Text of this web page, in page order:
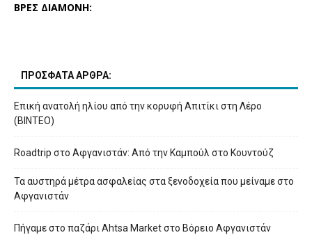
ΒΡΕΣ ΔΙΑΜΟΝΗ:
ΠΡΟΣΦΑΤΑ ΑΡΘΡΑ:
Επική ανατολή ηλίου από την κορυφή Απιτίκι στη Λέρο
(ΒΙΝΤΕΟ)
Roadtrip στο Αφγανιστάν: Από την Καμπούλ στο Κουντούζ
Τα αυστηρά μέτρα ασφαλείας στα ξενοδοχεία που μείναμε στο
Αφγανιστάν
Πήγαμε στο παζάρι Ahtsa Market στο Βόρειο Αφγανιστάν